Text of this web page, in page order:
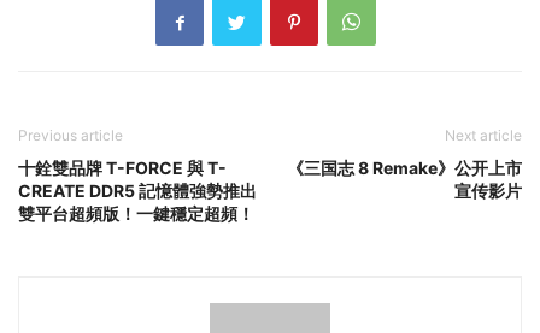
Previous article
十銓雙品牌 T-FORCE 與 T-
CREATE DDR5 記憶體強勢推出
雙平台超頻版！一鍵穩定超頻！
Next article
《三国志 8 Remake》公开上市
宣传影片